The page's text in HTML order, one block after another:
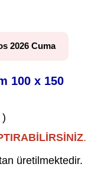
2026 Cuma
100 x 150
)
.
üretilmektedir.